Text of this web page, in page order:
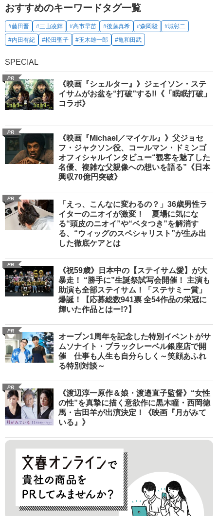
おすすめのキーワードタグ一覧
#藤田晋 #三山凌輝 #高市早苗 #後藤真希 #森岡毅
#城彰二
#内田有紀
#松田聖子 #玉木雄一郎 #亀和田武
SPECIAL
PR
《映画『シェルター』》ジェイソン・ステ
イサムがお盆を“打破”する!!《「眠眠打破」
コラボ》
PR
《映画『Michael／マイケル』》父ジョセ
フ・ジャクソン役、コールマン・ドミンゴ
オフィシャルインタビュー“観客を魅了した
名優、複雑な父親像への想いを語る”《日本
興収70億円突破》
PR
「えっ、こんなに変わるの？」36歳男性ラ
イターのニオイが激変！ 夏場に気にな
る“頭皮のニオイ”や“ベタつき”を解消す
る、“ウィッグのスペシャリスト”が生み出
した徹底ケアとは
PR
《祝59歳》日本中の【ステイサム愛】が大
暴走！ “勝手に”生誕祭試写会開催！ 主演も
助演も全部ステイサム！「ステサミー賞」
爆誕！【応募総数941票 全54作品の栄冠に
輝いた作品とはー!?】
PR
オープン1周年を記念した特別イベントがサ
ムソナイト・ブラックレーベル銀座店で開
催 仕事も人生も自分らしく～笑顔あふれ
る特別対談～
PR
《渡辺淳一原作＆娘・渡邉直子監督》“女性
の性”を真摯に描く意欲作に黒木瞳・西岡德
馬・吉田羊が出演決定！《映画『月がみて
いる』》